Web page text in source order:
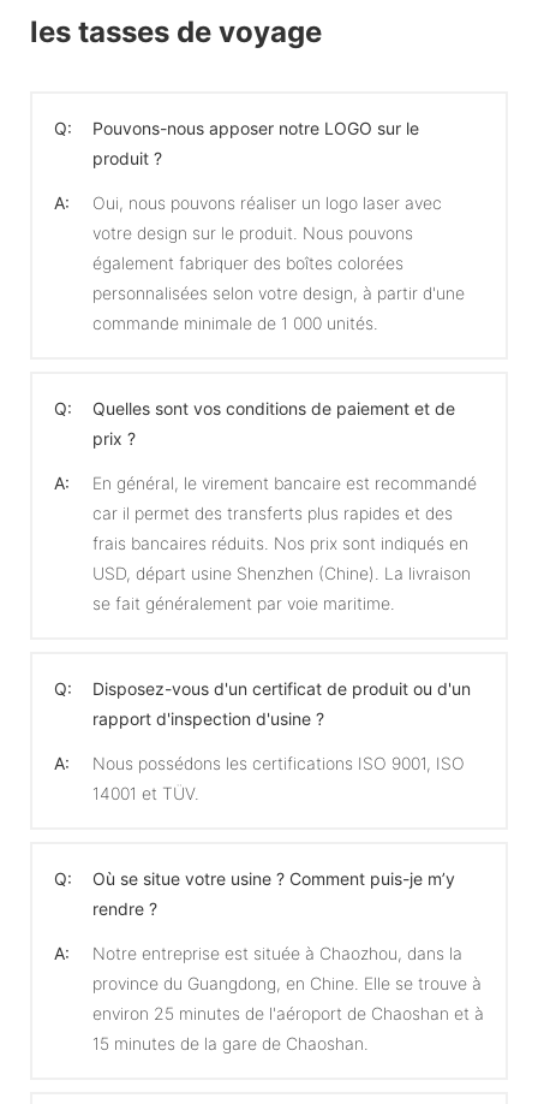
les tasses de voyage
Q:
Pouvons-nous apposer notre LOGO sur le
produit ?
A:
Oui, nous pouvons réaliser un logo laser avec
votre design sur le produit. Nous pouvons
également fabriquer des boîtes colorées
personnalisées selon votre design, à partir d'une
commande minimale de 1 000 unités.
Q:
Quelles sont vos conditions de paiement et de
prix ?
A:
En général, le virement bancaire est recommandé
car il permet des transferts plus rapides et des
frais bancaires réduits. Nos prix sont indiqués en
USD, départ usine Shenzhen (Chine). La livraison
se fait généralement par voie maritime.
Q:
Disposez-vous d'un certificat de produit ou d'un
rapport d'inspection d'usine ?
A:
Nous possédons les certifications ISO 9001, ISO
14001 et TÜV.
Q:
Où se situe votre usine ? Comment puis-je m’y
rendre ?
A:
Notre entreprise est située à Chaozhou, dans la
province du Guangdong, en Chine. Elle se trouve à
environ 25 minutes de l'aéroport de Chaoshan et à
15 minutes de la gare de Chaoshan.